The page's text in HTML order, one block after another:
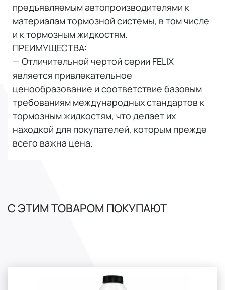
предъявляемым автопроизводителями к
материалам тормозной системы, в том числе
и к тормозным жидкостям.
ПРЕИМУЩЕСТВА:
— Отличительной чертой серии FELIX
является привлекательное
ценообразование и соответствие базовым
требованиям международных стандартов к
тормозным жидкостям, что делает их
находкой для покупателей, которым прежде
всего важна цена.
С ЭТИМ ТОВАРОМ ПОКУПАЮТ